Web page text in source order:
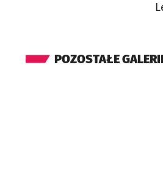
POZOSTAŁE